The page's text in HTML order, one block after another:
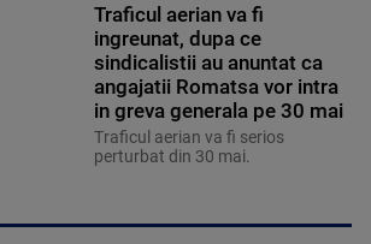
Traficul aerian va fi
ingreunat, dupa ce
sindicalistii au anuntat ca
angajatii Romatsa vor intra
in greva generala pe 30 mai
Traficul aerian va fi serios
perturbat din 30 mai.